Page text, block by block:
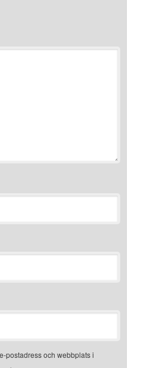
postadress och webbplats i